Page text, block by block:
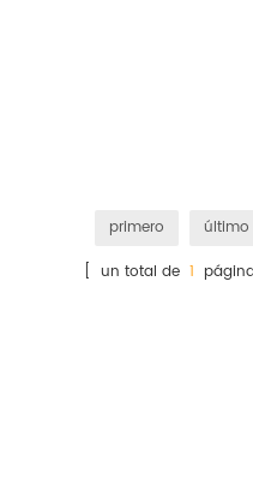
primero
último
[ un total de 1